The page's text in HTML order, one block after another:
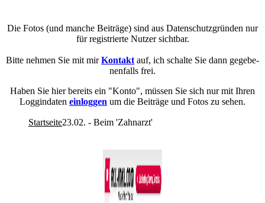
Die Fotos (und man­che Bei­trä­ge) sind aus Da­ten­schutz­grün­den nur
für re­gis­trier­te Nut­zer sicht­bar.
Bitte neh­men Sie mit mirKon­takt auf, ich schal­te Sie dann ge­ge­be­
nen­falls frei.
Haben Sie hier be­reits ein "Konto", müs­sen Sie sich nur mit Ihren
Loggin­da­ten ein­log­gen um die Bei­trä­ge und Fotos zu sehen.
Startseite23.02. - Beim 'Zahnarzt'